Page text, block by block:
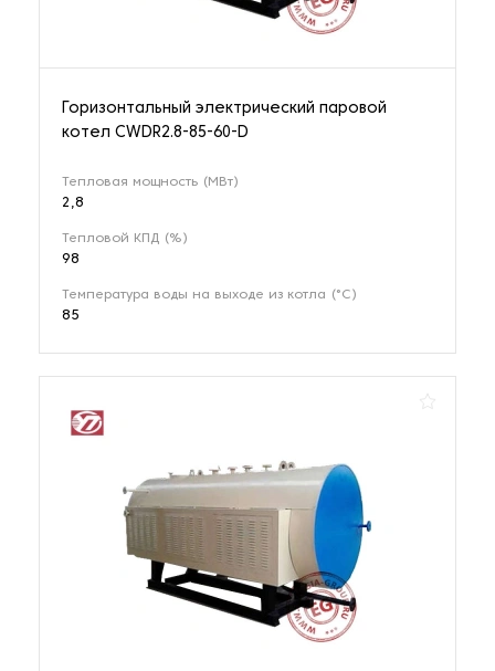
Горизонтальный электрический паровой
котел CWDR2.8-85-60-D
Тепловая мощность (МВт)
2,8
Тепловой КПД (%)
98
Температура воды на выходе из котла (°С)
85